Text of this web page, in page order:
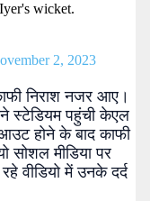
wicket.
2, 2023
निराश नजर आए।
स्टेडियम पहुंची केएल
होने के बाद काफी
सोशल मीडिया पर
वीडियो में उनके दर्द